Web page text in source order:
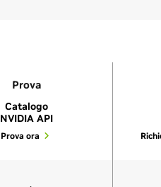
Prova
Catalogo
NVIDIA API
Prova ora